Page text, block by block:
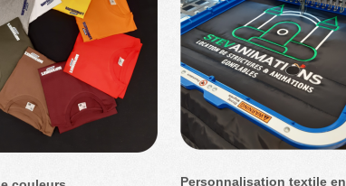
Personnalisation textile en